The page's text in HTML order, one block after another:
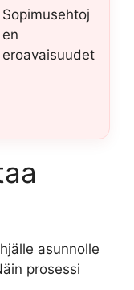
Sopimusehtoj
en
eroavaisuudet
asunnolle
prosessi